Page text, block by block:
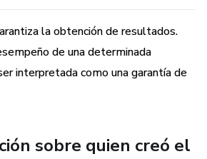
la obtención de resultados.
de una determinada
interpretada como una garantía de
sobre quien creó el